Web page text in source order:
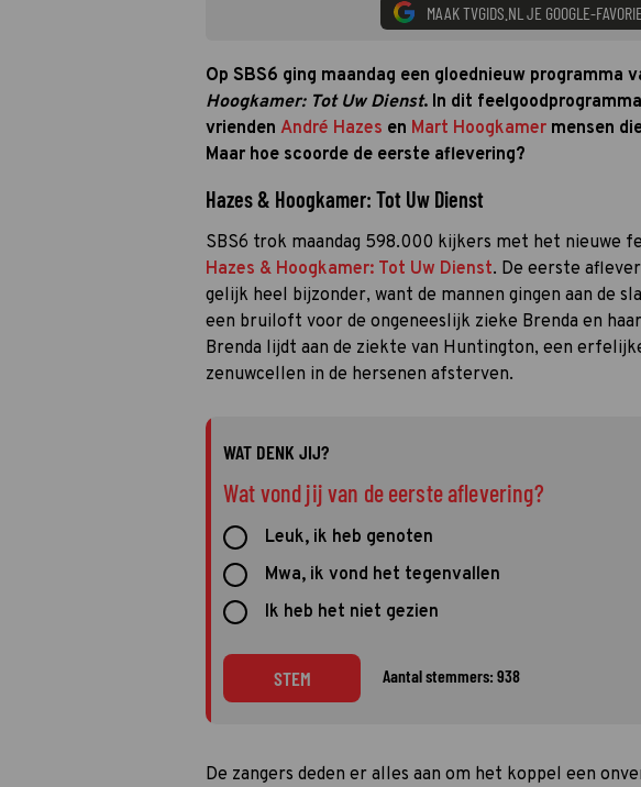
MAAK TVGIDS.NL JE GOOGLE-
Op SBS6 ging maandag een gloednieuw programma
Hoogkamer: Tot Uw Dienst. In dit
vrienden André Hazes en Mart Hoogkamer mensen
Maar hoe scoorde de eerste aflevering?
Hazes & Hoogkamer: Tot Uw Dienst
SBS6 trok maandag 598.000 kijkers met het nieuwe
Hazes & Hoogkamer: Tot Uw Dienst. De eerste
gelijk heel bijzonder, want de mannen gingen aan de
een bruiloft voor de ongeneeslijk zieke Brenda en
Brenda lijdt aan de ziekte van Huntington, een
zenuwcellen in de hersenen afsterven.
WAT DENK JIJ?
Wat vond jij van de eerste aflevering?
Leuk, ik heb genoten
Mwa, ik vond het tegenvallen
Ik heb het niet gezien
STEM Aantal stemmers: 938
De zangers deden er alles aan om het koppel een